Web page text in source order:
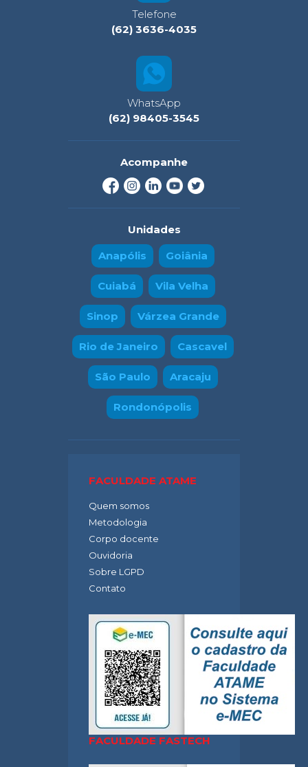
Telefone
(62) 3636-4035
WhatsApp
(62) 98405-3545
Acompanhe
Unidades
Anapólis
Goiânia
Cuiabá Vila Velha
Sinop Várzea Grande
Rio de Janeiro Cascavel
São Paulo Aracaju
Rondonópolis
FACULDADE ATAME
Quem somos
Metodologia
Corpo docente
Ouvidoria
Sobre LGPD
Contato
FACULDADE FASTECH